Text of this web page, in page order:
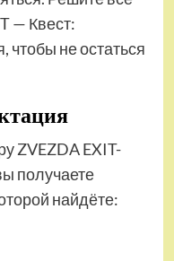
— Квест:
не остаться
ZVEZDA EXIT-
получаете
найдёте: